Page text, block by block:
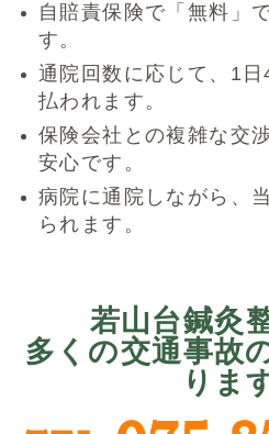
自賠責保険で「無料」
す。
通院回数に応じて、1
払われます。
保険会社との複雑な交
安心です。
病院に通院しながら、
られます。
若山台鍼灸
多くの交通事故
りま